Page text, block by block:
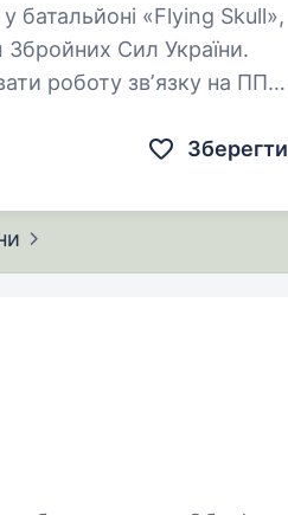
Сил України.
роботу звʼязку на ППД
Зберегти